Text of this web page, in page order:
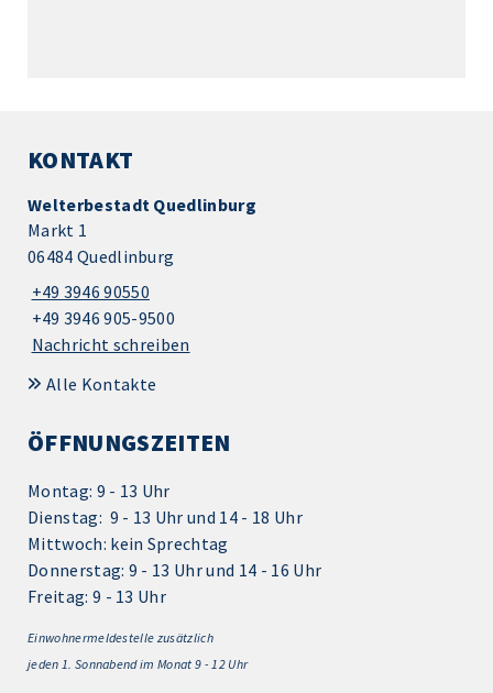
KONTAKT
Welterbestadt Quedlinburg
Markt 1
06484 Quedlinburg
+49 3946 90550
+49 3946 905-9500
Nachricht schreiben
Alle Kontakte
ÖFFNUNGSZEITEN
Montag: 9 - 13 Uhr
Dienstag: 9 - 13 Uhr und 14 - 18 Uhr
Mittwoch: kein Sprechtag
Donnerstag: 9 - 13 Uhr und 14 - 16 Uhr
Freitag: 9 - 13 Uhr
Einwohnermeldestelle zusätzlich
jeden 1. Sonnabend im Monat 9 - 12 Uhr